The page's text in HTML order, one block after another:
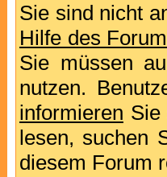
Sie sind nicht
Hilfe des
Sie müssen
nutzen.
informieren Sie
lesen, suchen
diesem Forum